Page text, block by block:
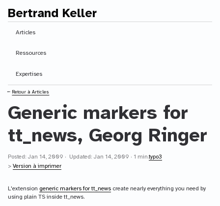
Contenu principal
Bertrand Keller
Articles
Ressources
Expertises
⭠ Retour à Articles
Generic markers for
tt_news, Georg Ringer
Posted: Jan 14, 2009 · Updated: Jan 14, 2009 · 1 min.typo3
> Version à imprimer
L'extension generic markers for tt_news create nearly everything you need by
using plain TS inside tt_news.